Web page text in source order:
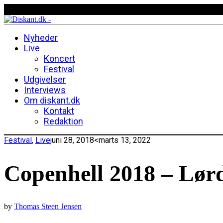
Nyheder
Live
Koncert
Festival
Udgivelser
Interviews
Om diskant.dk
Kontakt
Redaktion
Festival, Livejuni 28, 2018<marts 13, 2022
Copenhell 2018 –
by Thomas Steen Jensen